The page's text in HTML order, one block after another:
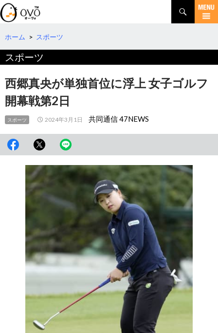
検
索
コ
テ
へ
移
動
ホーム > スポーツ
スポーツ
西郷真央が単独首位に浮上 女子ゴルフ
開幕戦第2日
スポーツ 2024年3月1日 共同通信 47NEWS